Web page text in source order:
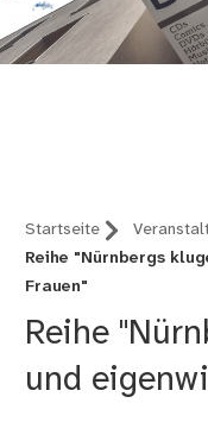
Startseite
Reihe "Nürnbergs
Frauen"
Reihe
und